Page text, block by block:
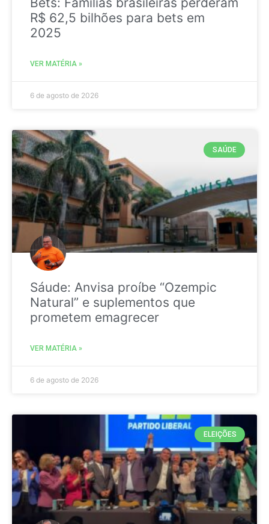
R$ 62,5 bilhões para bets em
2025
VER MATÉRIA »
6 de agosto de 2026
SAÚDE
Sáude: Anvisa proíbe “Ozempic
Natural” e suplementos que
prometem emagrecer
VER MATÉRIA »
6 de agosto de 2026
ELEIÇÕES